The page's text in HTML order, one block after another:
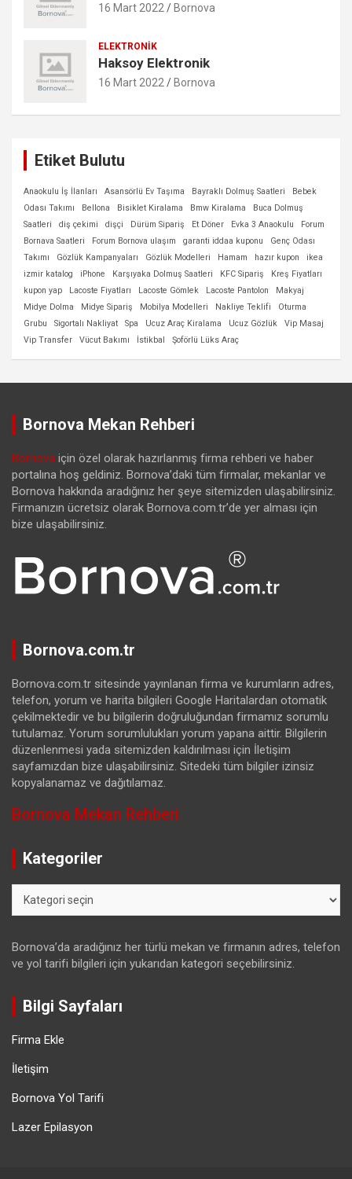
16 Mart 2022 Bornova
ELEKTRONIK
Haksoy Elektronik
16 Mart 2022 Bornova
Etiket Bulutu
Anaokulu İş İlanları Asansörlü Ev Taşıma Bayraklı Dolmuş Saatleri
Bebek
Odası Takımı
Bellona Bisiklet Kiralama Bmw Kiralama
Buca Dolmuş
Saatleri
diş çekimi dişçi Dürüm Sipariş Et Döner Evka 3 Anaokulu
Forum
Bornava Saatleri
Forum Bornova ulaşım garanti iddaa kuponu
Genç Odası
Takımı
Gözlük Kampanyaları Gözlük Modelleri Hamam hazır kupon
ikea
izmir katalog
iPhone Karşıyaka Dolmuş Saatleri KFC Sipariş
Kreş Fiyatları
kupon yap
Lacoste Fiyatları Lacoste Gömlek Lacoste Pantolon
Makyaj
Midye Dolma
Midye Sipariş Mobilya Modelleri Nakliye Teklifi
Oturma
Grubu
Sigortalı Nakliyat Spa Ucuz Araç Kiralama Ucuz Gözlük
Vip Masaj
Vip Transfer
Vücut Bakımı İstikbal Şoförlü Lüks Araç
Bornova Mekan Rehberi
Bornova için özel olarak hazırlanmış firma rehberi ve haber
portalına hoş geldiniz. Bornova’daki tüm firmalar, mekanlar ve
Bornova hakkında aradığınız her şeye sitemizden ulaşabilirsiniz.
Firmanızın ücretsiz olarak Bornova.com.tr’de yer alması için
bize ulaşabilirsiniz.
Bornova.com.tr
Bornova.com.tr sitesinde yayınlanan firma ve kurumların adres,
telefon, yorum ve harita bilgileri Google Haritalardan otomatik
çekilmektedir ve bu bilgilerin doğruluğundan firmamız sorumlu
tutulamaz. Yorum sorumlulukları yorum yapana aittir. Bilgilerin
düzenlenmesi yada sitemizden kaldırılması için İletişim
sayfamızdan bize ulaşabilirsiniz. Sitedeki tüm bilgiler izinsiz
kopyalanamaz ve dağıtılamaz.
Bornova Mekan Rehberi
Kategoriler
Bornova’da aradığınız her türlü mekan ve firmanın adres, telefon
ve yol tarifi bilgileri için yukarıdan kategori seçebilirsiniz.
Bilgi Sayfaları
Firma Ekle
İletişim
Bornova Yol Tarifi
Lazer Epilasyon